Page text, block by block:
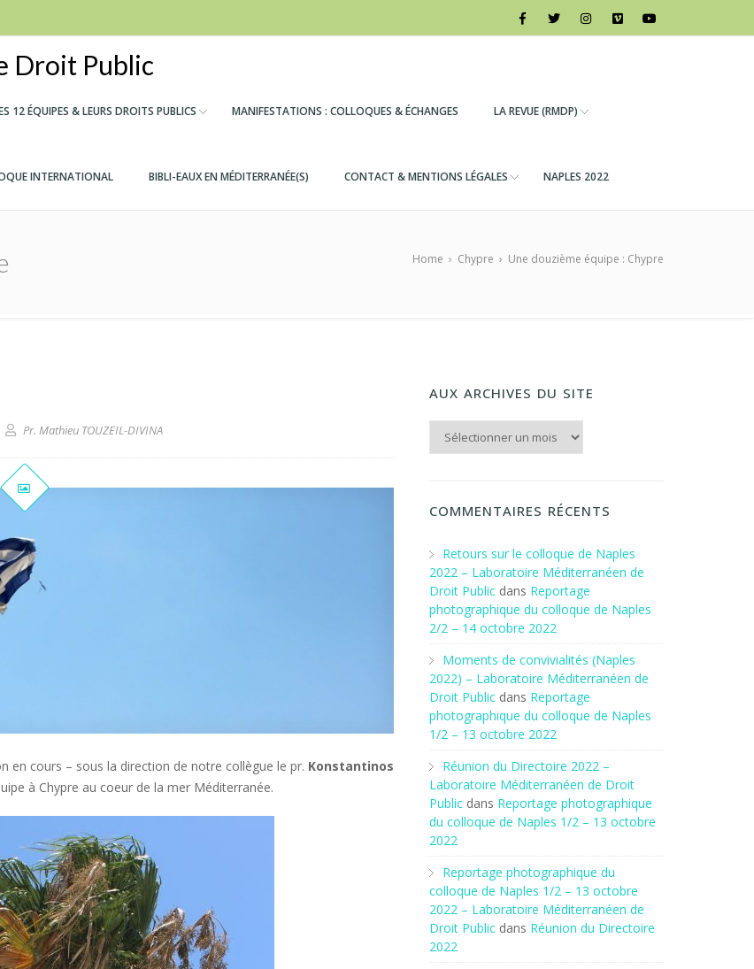
Droit Public
12 ÉQUIPES & LEURS DROITS PUBLICS MANIFESTATIONS : COLLOQUES & ÉCHANGES LA REVUE (RMDP)
INTERNATIONAL BIBLI-EAUX EN MÉDITERRANÉE(S) CONTACT & MENTIONS LÉGALES NAPLES 2022
Home › Chypre › Une douzième équipe : Chypre
Pr. Mathieu TOUZEIL-DIVINA
en cours – sous la direction de notre collègue le pr. Konstantinos
à Chypre au coeur de la mer Méditerranée.
AUX ARCHIVES DU SITE
Aux archives du Site
COMMENTAIRES RÉCENTS
Retours sur le colloque de Naples
2022 – Laboratoire Méditerranéen de
Droit Public dans Reportage
photographique du colloque de Naples
2/2 – 14 octobre 2022
Moments de convivialités (Naples
2022) – Laboratoire Méditerranéen de
Droit Public dans Reportage
photographique du colloque de Naples
1/2 – 13 octobre 2022
Réunion du Directoire 2022 –
Laboratoire Méditerranéen de Droit
Public dans Reportage photographique
du colloque de Naples 1/2 – 13 octobre
2022
Reportage photographique du
colloque de Naples 1/2 – 13 octobre
2022 – Laboratoire Méditerranéen de
Droit Public dans Réunion du Directoire
2022